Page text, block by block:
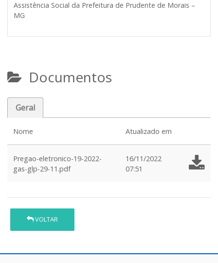
Assistência Social da Prefeitura de Prudente de Morais –
MG
Documentos
Geral
Nome Atualizado em
Pregao-eletronico-19-2022-
gas-glp-29-11.pdf
16/11/2022
07:51
VOLTAR